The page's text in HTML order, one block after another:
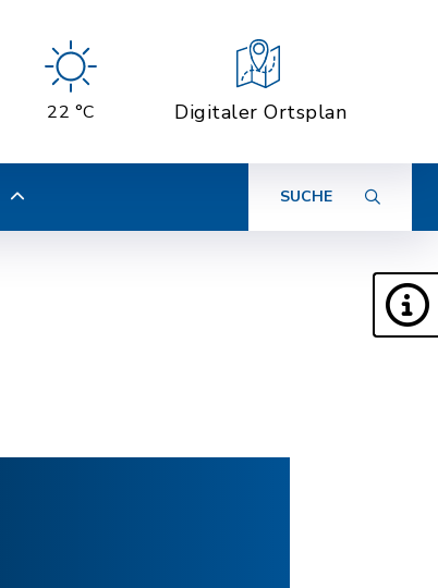
22 °C Digitaler Ortsplan
SUCHE